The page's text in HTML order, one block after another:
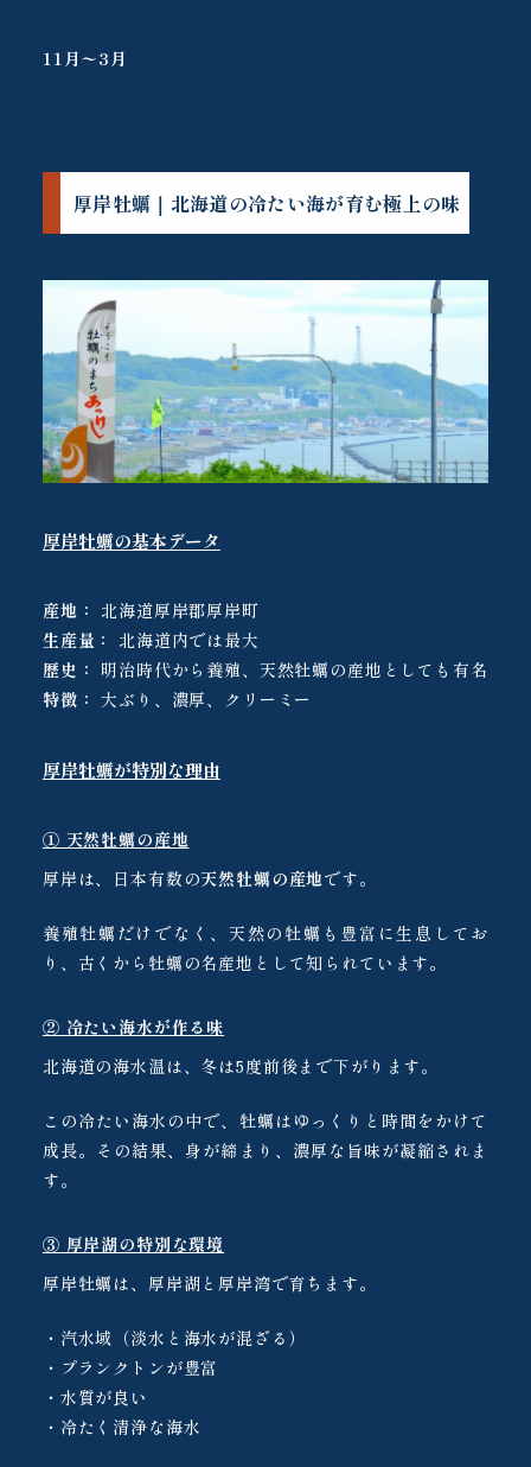
11月〜3月
厚岸牡蠣｜北海道の冷たい海が育む極上の味
厚岸牡蠣の基本データ
産地： 北海道厚岸郡厚岸町
生産量：
北海道内では最大
歴史： 明治時代から養殖、天然牡蠣の産地としても有名
特徴： 大ぶり、濃厚、クリーミー
厚岸牡蠣が特別な理由
① 天然牡蠣の産地
厚岸は、日本有数の天然牡蠣の産地です。
養殖牡蠣だけでなく、天然の牡蠣も豊富に生息してお
り、古くから牡蠣の名産地として知られています。
② 冷たい海水が作る味
北海道の海水温は、冬は5度前後まで下がります。
この冷たい海水の中で、牡蠣はゆっくりと時間をかけて
成長。その結果、身が締まり、濃厚な旨味が凝縮されま
す。
③ 厚岸湖の特別な環境
厚岸牡蠣は、厚岸湖と厚岸湾で育ちます。
・汽水域（淡水と海水が混ざる）
・プランクトンが豊富
・水質が良い
・冷たく清浄な海水